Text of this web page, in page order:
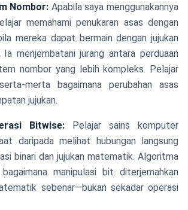
Nombor: Apabila saya menggunakannya
memahami penukaran asas dengan
mereka dapat bermain dengan jujukan
menjembatani jurang antara perduaan
nombor yang lebih kompleks. Pelajar
merta bagaimana perubahan asas
jujukan.
Bitwise: Pelajar sains komputer
daripada melihat hubungan langsung
binari dan jujukan matematik. Algoritma
manipulasi bit diterjemahkan
sebenar—bukan sekadar operasi